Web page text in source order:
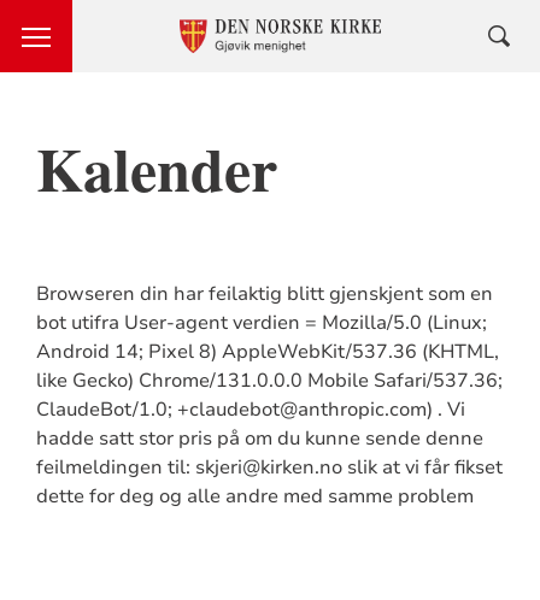
Kalender
Browseren din har feilaktig blitt gjenskjent som en
bot utifra User-agent verdien = Mozilla/5.0 (Linux;
Android 14; Pixel 8) AppleWebKit/537.36 (KHTML,
like Gecko) Chrome/131.0.0.0 Mobile Safari/537.36;
ClaudeBot/1.0; +claudebot@anthropic.com) . Vi
hadde satt stor pris på om du kunne sende denne
feilmeldingen til: skjeri@kirken.no slik at vi får fikset
dette for deg og alle andre med samme problem